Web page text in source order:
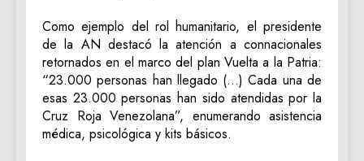
Como ejemplo del rol humanitario, el presidente
de la AN destacó la atención a connacionales
retornados en el marco del plan Vuelta a la Patria:
“23.000 personas han llegado (…) Cada una de
esas 23.000 personas han sido atendidas por la
Cruz Roja Venezolana”, enumerando asistencia
médica, psicológica y kits básicos.